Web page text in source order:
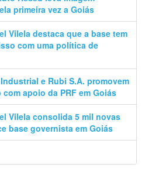
primeira vez a Goiás
Vilela destaca que a base tem
com uma política de
Industrial e Rubi S.A. promovem
apoio da PRF em Goiás
Vilela consolida 5 mil novas
base governista em Goiás